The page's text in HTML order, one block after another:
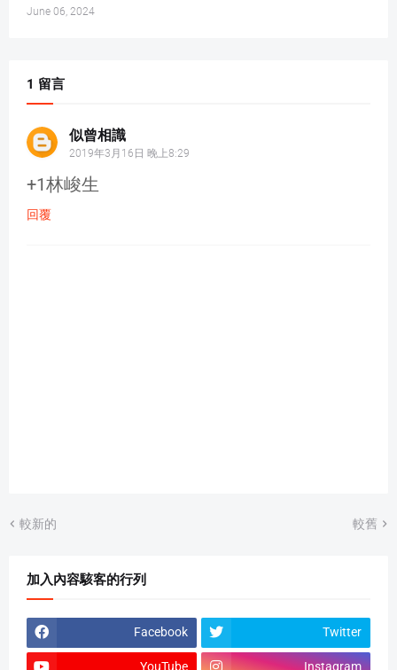
June 06, 2024
1 留言
似曾相識
2019年3月16日 晚上8:29
+1林峻生
回覆
較新的 較舊
加入內容駭客的行列
Facebook Twitter
YouTube Instagram